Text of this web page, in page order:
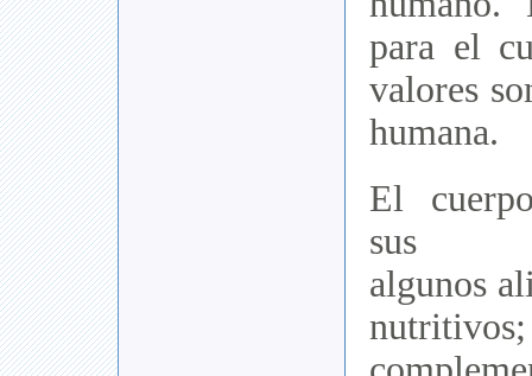
para el
valores
humana.
El
sus
algunos